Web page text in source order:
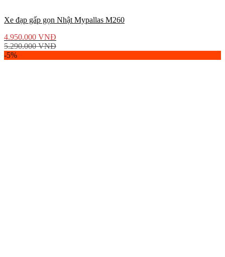
Xe đạp gấp gọn Nhật Mypallas M260
4.950.000 VNĐ
5.290.000VNĐ
-5%